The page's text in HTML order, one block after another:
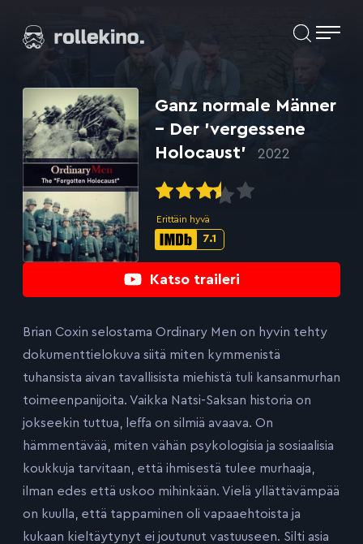
suoraan
sisältöön
Elokuvat ja elokuva-arviot | Rollekino.fi
Fiilistelyä
jälkeen.
Katso traileri
Ganz normale Männer
– Der ’vergessene
Holocaust’
2022
Erittäin hyvä
IMDb-
7.1
Brian Coxin selostama Ordinary Men on hyvin tehty
dokumenttielokuva siitä miten kymmenistä
tuhansista aivan tavallisista miehistä tuli kansanmurhan
toimeenpanijoita. Vaikka Natsi-Saksan historia on
jokseekin tuttua, leffa on silmiä avaava. On
hämmentävää, miten vähän psykologisia ja sosiaalisia
koukkuja tarvitaan, että ihmisestä tulee murhaaja,
ilman edes että uskoo mihinkään. Vielä yllättävämpää
on kuulla, että tappaminen oli vapaaehtoista ja
kukaan kieltäytynyt ei joutunut vastuuseen. Silti asia